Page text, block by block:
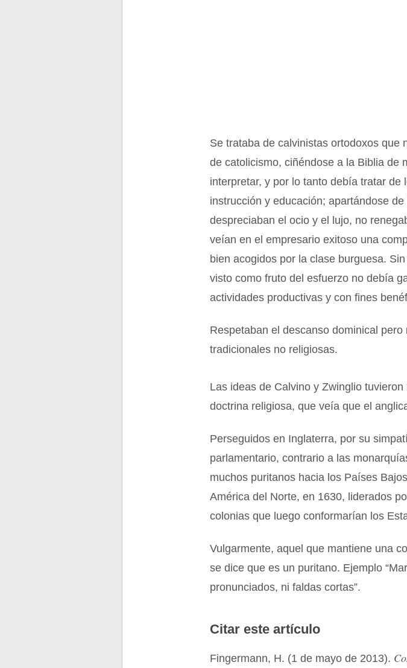
Se trataba de calvinistas ortodoxos que
de catolicismo, ciñéndose a la Biblia de
interpretar, y por lo tanto debía tratar
instrucción y educación; apartándose
despreciaban el ocio y el lujo, no
veían en el empresario exitoso una
bien acogidos por la clase burguesa.
visto como fruto del esfuerzo no debía
actividades productivas y con fines
Respetaban el descanso dominical
tradicionales no religiosas.
Las ideas de Calvino y Zwinglio
doctrina religiosa, que veía que el
Perseguidos en Inglaterra, por su
parlamentario, contrario a las
muchos puritanos hacia los Países
América del Norte, en 1630, liderados
colonias que luego conformarían los
Vulgarmente, aquel que mantiene una
se dice que es un puritano. Ejemplo
pronunciados, ni faldas cortas”.
Citar este artículo
Fingermann, H. (1 de mayo de 2013).